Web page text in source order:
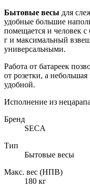
Бытовые весы для
удобные большие
помещается и человек
г и максимальный
универсальными.
Работа от батареек
от розетки, а
удобной.
Исполнение из
Бренд
SECA
Тип
Бытовые весы
Макс. вес (НПВ)
180 кг